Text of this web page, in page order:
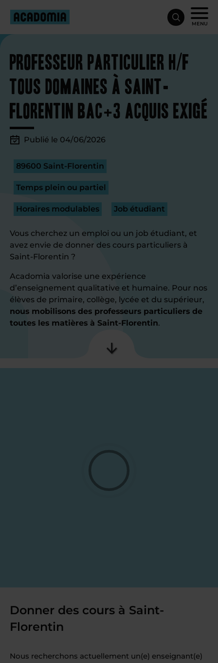
MENU
Professeur particulier H/F
tous domaines à Saint-
Florentin Bac+3 acquis exigé
Publié le 04/06/2026
89600 Saint-Florentin
Temps plein ou partiel
Horaires modulables Job étudiant
Vous cherchez un emploi ou un job étudiant, et
avez envie de donner des cours particuliers à
Saint-Florentin ?
Acadomia valorise une expérience
d’enseignement qualitative et humaine. Pour nos
élèves de primaire, collège, lycée et du supérieur,
nous mobilisons des professeurs particuliers de
toutes les matières à Saint-Florentin.
Donner des cours à Saint-
Florentin
Nous recherchons actuellement un(e) enseignant(e)